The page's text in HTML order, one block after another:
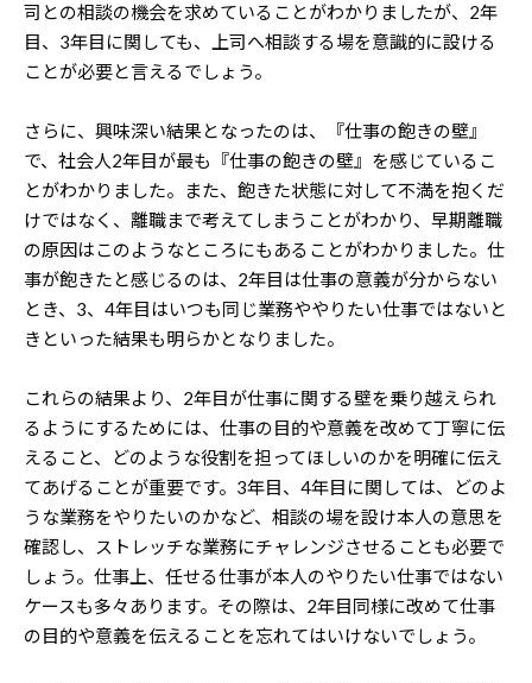
司との相談の機会を求めていることがわかりましたが、2年
目、3年目に関しても、上司へ相談する場を意識的に設ける
ことが必要と言えるでしょう。
さらに、興味深い結果となったのは、『仕事の飽きの壁』
で、社会人2年目が最も『仕事の飽きの壁』を感じているこ
とがわかりました。また、飽きた状態に対して不満を抱くだ
けではなく、離職まで考えてしまうことがわかり、早期離職
の原因はこのようなところにもあることがわかりました。仕
事が飽きたと感じるのは、2年目は仕事の意義が分からない
とき、3、4年目はいつも同じ業務ややりたい仕事ではないと
きといった結果も明らかとなりました。
これらの結果より、2年目が仕事に関する壁を乗り越えられ
るようにするためには、仕事の目的や意義を改めて丁寧に伝
えること、どのような役割を担ってほしいのかを明確に伝え
てあげることが重要です。3年目、4年目に関しては、どのよ
うな業務をやりたいのかなど、相談の場を設け本人の意思を
確認し、ストレッチな業務にチャレンジさせることも必要で
しょう。仕事上、任せる仕事が本人のやりたい仕事ではない
ケースも多々あります。その際は、2年目同様に改めて仕事
の目的や意義を伝えることを忘れてはいけないでしょう。